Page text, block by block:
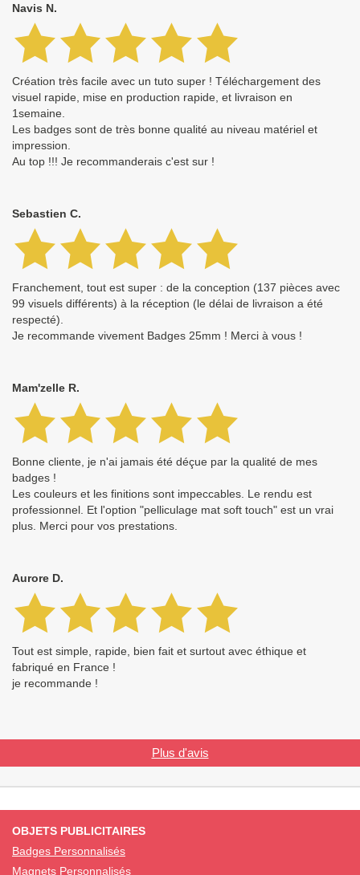
Navis N.
Création très facile avec un tuto super ! Téléchargement des
visuel rapide, mise en production rapide, et livraison en
1semaine.
Les badges sont de très bonne qualité au niveau matériel et
impression.
Au top !!! Je recommanderais c'est sur !
Sebastien C.
Franchement, tout est super : de la conception (137 pièces avec
99 visuels différents) à la réception (le délai de livraison a été
respecté).
Je recommande vivement Badges 25mm ! Merci à vous !
Mam'zelle R.
Bonne cliente, je n'ai jamais été déçue par la qualité de mes
badges !
Les couleurs et les finitions sont impeccables. Le rendu est
professionnel. Et l'option "pelliculage mat soft touch" est un vrai
plus. Merci pour vos prestations.
Aurore D.
Tout est simple, rapide, bien fait et surtout avec éthique et
fabriqué en France !
je recommande !
Plus d'avis
OBJETS PUBLICITAIRES
Badges Personnalisés
Magnets Personnalisés